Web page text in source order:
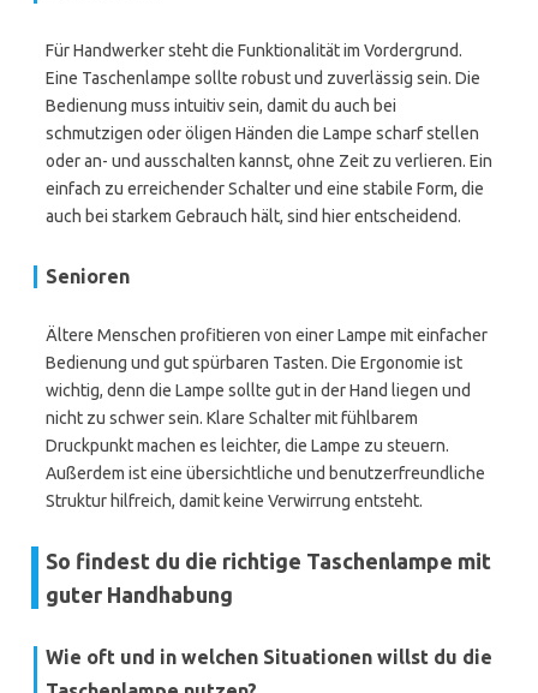
Für Handwerker steht die Funktionalität im Vordergrund.
Eine Taschenlampe sollte robust und zuverlässig sein. Die
Bedienung muss intuitiv sein, damit du auch bei
schmutzigen oder öligen Händen die Lampe scharf stellen
oder an- und ausschalten kannst, ohne Zeit zu verlieren. Ein
einfach zu erreichender Schalter und eine stabile Form, die
auch bei starkem Gebrauch hält, sind hier entscheidend.
Senioren
Ältere Menschen profitieren von einer Lampe mit einfacher
Bedienung und gut spürbaren Tasten. Die Ergonomie ist
wichtig, denn die Lampe sollte gut in der Hand liegen und
nicht zu schwer sein. Klare Schalter mit fühlbarem
Druckpunkt machen es leichter, die Lampe zu steuern.
Außerdem ist eine übersichtliche und benutzerfreundliche
Struktur hilfreich, damit keine Verwirrung entsteht.
So findest du die richtige Taschenlampe mit
guter Handhabung
Wie oft und in welchen Situationen willst du die